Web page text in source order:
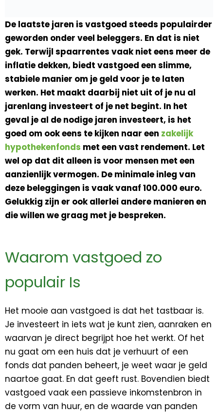
De laatste jaren is vastgoed steeds populairder
geworden onder veel beleggers. En dat is niet
gek. Terwijl spaarrentes vaak niet eens meer de
inflatie dekken, biedt vastgoed een slimme,
stabiele manier om je geld voor je te laten
werken. Het maakt daarbij niet uit of je nu al
jarenlang investeert of je net begint. In het
geval je al de nodige jaren investeert, is het
goed om ook eens te kijken naar een zakelijk
hypothekenfonds met een vast rendement. Let
wel op dat dit alleen is voor mensen met een
aanzienlijk vermogen. De minimale inleg van
deze beleggingen is vaak vanaf 100.000 euro.
Gelukkig zijn er ook allerlei andere manieren en
die willen we graag met je bespreken.
Waarom vastgoed zo
populair Is
Het mooie aan vastgoed is dat het tastbaar is.
Je investeert in iets wat je kunt zien, aanraken en
waarvan je direct begrijpt hoe het werkt. Of het
nu gaat om een huis dat je verhuurt of een
fonds dat panden beheert, je weet waar je geld
naartoe gaat. En dat geeft rust. Bovendien biedt
vastgoed vaak een passieve inkomstenbron in
de vorm van huur, en de waarde van panden